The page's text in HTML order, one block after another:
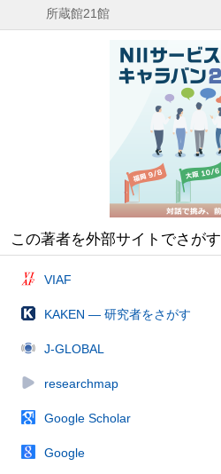
所蔵館21館
この著者を外部サイトでさがす
VIAF
KAKEN — 研究者をさがす
J-GLOBAL
researchmap
Google Scholar
Google